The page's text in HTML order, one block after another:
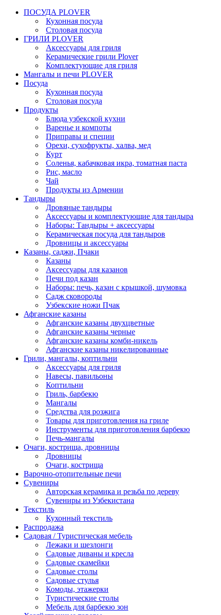
ПОСУДА PLOVER
Кухонная посуда
Столовая посуда
ГРИЛИ PLOVER
Аксессуары для гриля
Керамические грили Plover
Комплектующие для гриля
Мангалы и печи PLOVER
Посуда
Кухонная посуда
Столовая посуда
Продукты
Блюда узбекской кухни
Варенье и компоты
Приправы и специи
Орехи, сухофрукты, халва, мед
Курт
Соленья, кабачковая икра, томатная паста
Рис, масло
Чай
Продукты из Армении
Тандыры
Дровяные тандыры
Аксессуары и комплектующие для тандыра
Наборы: Тандыры + аксессуары
Керамическая посуда для тандыров
Дровницы и аксессуары
Казаны, саджи, Пчаки
Казаны
Аксессуары для казанов
Печи под казан
Наборы: печь, казан с крышкой, шумовка
Садж сковороды
Узбекские ножи Пчак
Афганские казаны
Афганские казаны двухцветные
Афганские казаны черные
Афганские казаны комби-никель
Афганские казаны никелированные
Грили, мангалы, коптильни
Аксессуары для гриля
Навесы, павильоны
Коптильни
Гриль, барбекю
Мангалы
Средства для розжига
Товары для приготовления на гриле
Инструменты для приготовления барбекю
Печь-мангалы
Очаги, кострища, дровницы
Дровницы
Очаги, кострища
Варочно-отопительные печи
Сувениры
Авторская керамика и резьба по дереву
Сувениры из Узбекистана
Текстиль
Кухонный текстиль
Распродажа
Садовая / Туристическая мебель
Лежаки и шезлонги
Садовые диваны и кресла
Садовые скамейки
Садовые столы
Садовые стулья
Комоды, этажерки
Туристические столы
Мебель для барбекю зон